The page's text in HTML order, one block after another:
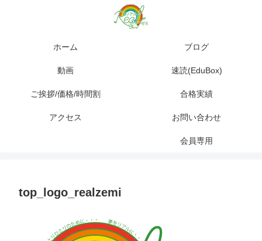
ホーム ブログ
動画 速読(EduBox)
ご挨拶/価格/時間割 合格実績
アクセス お問い合わせ
会員専用
top_logo_realzemi